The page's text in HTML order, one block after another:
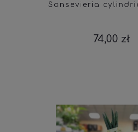
Sansevieria
74,00 zł